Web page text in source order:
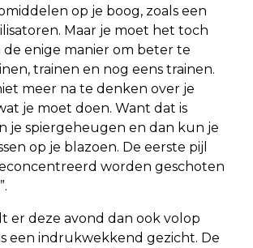
op je boog, zoals een
Maar je moet het toch
de enige manier om beter te
trainen en nog eens trainen.
meer na te denken over je
je moet doen. Want dat is
je spiergeheugen en dan kun je
op je blazoen. De eerste pijl
worden geschoten
er deze avond dan ook volop
een indrukwekkend gezicht. De